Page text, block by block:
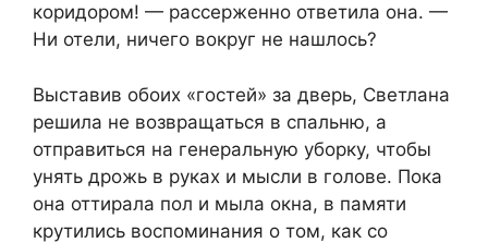
коридором! — рассерженно ответила она. —
Ни отели, ничего вокруг не нашлось?
Выставив обоих «гостей» за дверь, Светлана
решила не возвращаться в спальню, а
отправиться на генеральную уборку, чтобы
унять дрожь в руках и мысли в голове. Пока
она оттирала пол и мыла окна, в памяти
крутились воспоминания о том, как со